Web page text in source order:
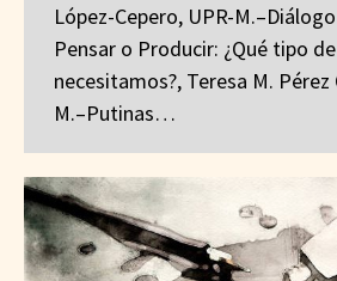
López-Cepero, UPR-
Pensar o Producir: ¿Qué tipo
necesitamos?, Teresa M. Pérez
M.–Putinas…